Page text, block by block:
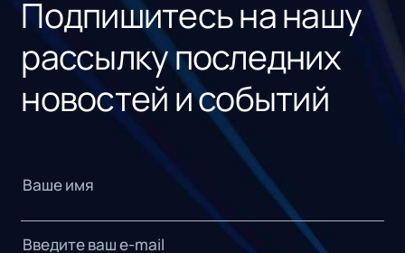
Подпишитесь на нашу
рассылку последних
новостей и событий